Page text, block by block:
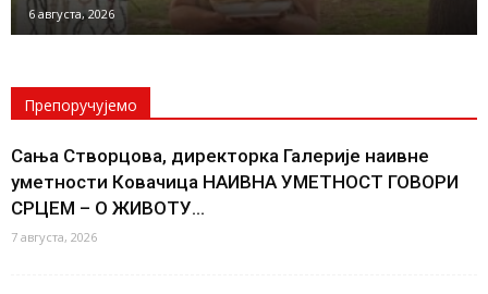
6 августа, 2026
Препоручујемо
Сања Створцова, директорка Галерије наивне
уметности Ковачица НАИВНА УМЕТНОСТ ГОВОРИ
СРЦЕМ – О ЖИВОТУ...
7 августа, 2026